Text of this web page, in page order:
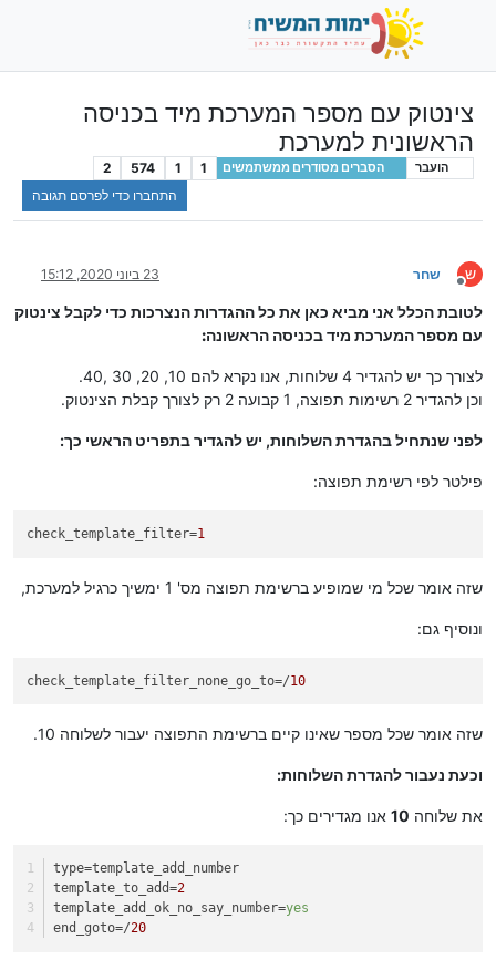
צינטוק עם מספר המערכת מיד בכניסה
הראשונית למערכת
הועבר הסברים מסודרים ממשתמשים 1
1
574
2
התחברו כדי לפרסם תגובה
ש
מנותק
שחר 23 ביוני 2020, 15:12
לטובת הכלל אני מביא כאן את כל ההגדרות הנצרכות כדי לקבל צינטוק
עם מספר המערכת מיד בכניסה הראשונה:
לצורך כך יש להגדיר 4 שלוחות, אנו נקרא להם 10, 20, 30 ,40.
וכן להגדיר 2 רשימות תפוצה, 1 קבועה 2 רק לצורך קבלת הצינטוק.
לפני שנתחיל בהגדרת השלוחות, יש להגדיר בתפריט הראשי כך:
פילטר לפי רשימת תפוצה:
check_template_filter=1
שזה אומר שכל מי שמופיע ברשימת תפוצה מס' 1 ימשיך כרגיל למערכת,
ונוסיף גם:
check_template_filter_none_go_to=/10
שזה אומר שכל מספר שאינו קיים ברשימת התפוצה יעבור לשלוחה 10.
וכעת נעבור להגדרת השלוחות:
את שלוחה 10 אנו מגדירים כך:
type=template_add_number
template_to_add=2
template_add_ok_no_say_number=yes
end_goto=/20